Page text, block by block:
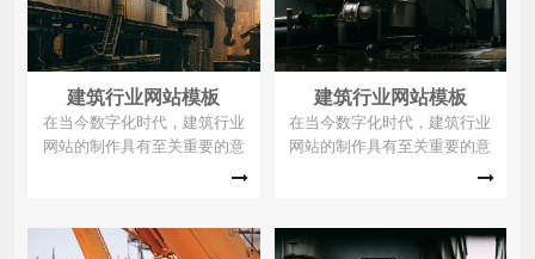
面，体现远程医疗技术。患者
在电脑或手机上
团队、技术优势和服务理念，
提升企业的可信
建筑行业网站模板
在当今数字化时代，建筑行业
网站的制作具有至关重要的意
展示企业的过往项目案例，包
建筑行业网站模板
在当今数字化时代，建筑行业
网站的制作具有至关重要的意
展示企业的过往项目案例，包